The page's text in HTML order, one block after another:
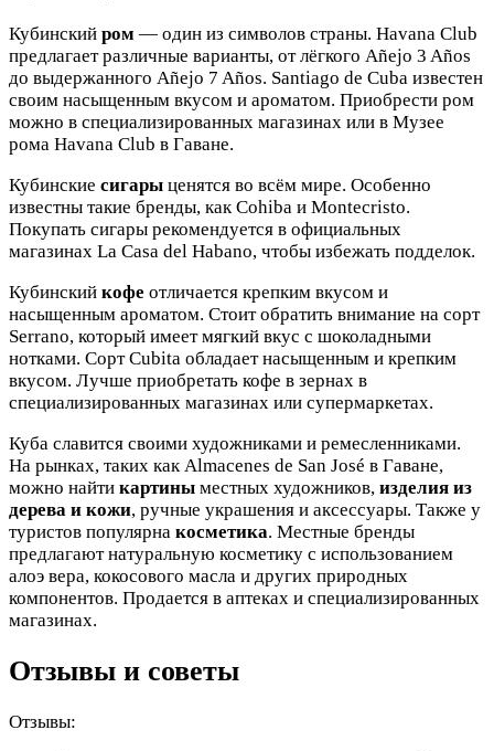
Кубинский ром — один из символов страны. Havana Club
предлагает различные варианты, от лёгкого Añejo 3 Años
до выдержанного Añejo 7 Años. Santiago de Cuba известен
своим насыщенным вкусом и ароматом. Приобрести ром
можно в специализированных магазинах или в Музее
рома Havana Club в Гаване.
Кубинские сигары ценятся во всём мире. Особенно
известны такие бренды, как Cohiba и Montecristo.
Покупать сигары рекомендуется в официальных
магазинах La Casa del Habano, чтобы избежать подделок.
Кубинский кофе отличается крепким вкусом и
насыщенным ароматом. Стоит обратить внимание на сорт
Serrano, который имеет мягкий вкус с шоколадными
нотками. Сорт Cubita обладает насыщенным и крепким
вкусом. Лучше приобретать кофе в зернах в
специализированных магазинах или супермаркетах.
Куба славится своими художниками и ремесленниками.
На рынках, таких как Almacenes de San José в Гаване,
можно найти картины местных художников, изделия из
дерева и кожи, ручные украшения и аксессуары. Также у
туристов популярна косметика. Местные бренды
предлагают натуральную косметику с использованием
алоэ вера, кокосового масла и других природных
компонентов. Продается в аптеках и специализированных
магазинах.
Отзывы и советы
Отзывы: